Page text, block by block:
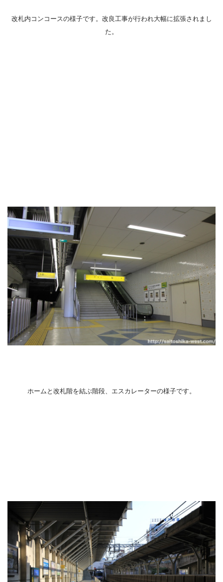
改札内コンコースの様子です。改良工事が行われ大幅に拡張されまし
た。
ホームと改札階を結ぶ階段、エスカレーターの様子です。